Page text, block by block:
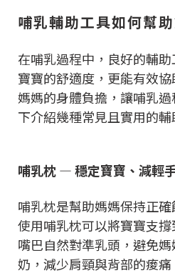
哺乳輔助工具如何幫
在哺乳過程中，良好的輔
寶寶的舒適度，更能有效
媽媽的身體負擔，讓哺乳
下介紹幾種常見且實用的輔
哺乳枕 — 穩定寶寶、減輕
哺乳枕是幫助媽媽保持正
使用哺乳枕可以將寶寶支
嘴巴自然對準乳頭，避免
奶，減少肩頸與背部的痠